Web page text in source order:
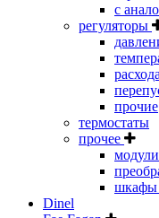
с
регуляторы
расхода
прочие
термостаты
прочее
модули
шкафы
Dinel